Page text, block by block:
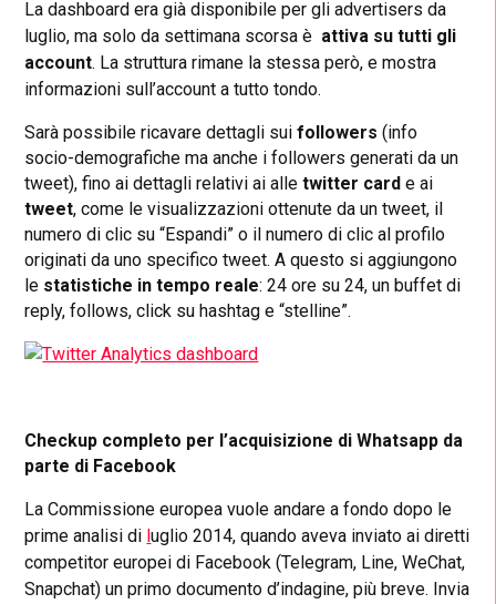
La dashboard era già disponibile per gli advertisers da
luglio, ma solo da settimana scorsa è attiva su tutti gli
account. La struttura rimane la stessa però, e mostra
informazioni sull’account a tutto tondo.
Sarà possibile ricavare dettagli suifollowers (info
socio-demografiche ma anche i followers generati da un
tweet), fino ai dettagli relativi ai alletwitter card e ai
tweet, come le visualizzazioni ottenute da un tweet, il
numero di clic su “Espandi” o il numero di clic al profilo
originati da uno specifico tweet. A questo si aggiungono
le statistiche in tempo reale: 24 ore su 24, un buffet di
reply, follows, click su hashtag e “stelline”.
Checkup completo per l’acquisizione di Whatsapp da
parte di Facebook
La Commissione europea vuole andare a fondo dopo le
prime analisi di luglio 2014, quando aveva inviato ai diretti
competitor europei di Facebook (Telegram, Line, WeChat,
Snapchat) un primo documento d’indagine, più breve. Invia